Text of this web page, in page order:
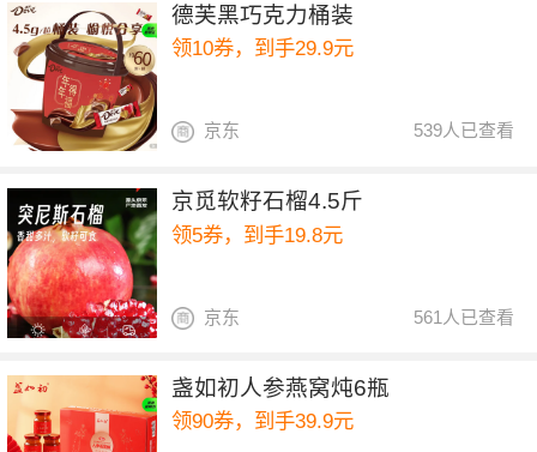
德芙黑巧克力桶装
领10券，到手29.9元
539人已查看
京东
京觅软籽石榴4.5斤
领5券，到手19.8元
561人已查看
京东
盏如初人参燕窝炖6瓶
领90券，到手39.9元